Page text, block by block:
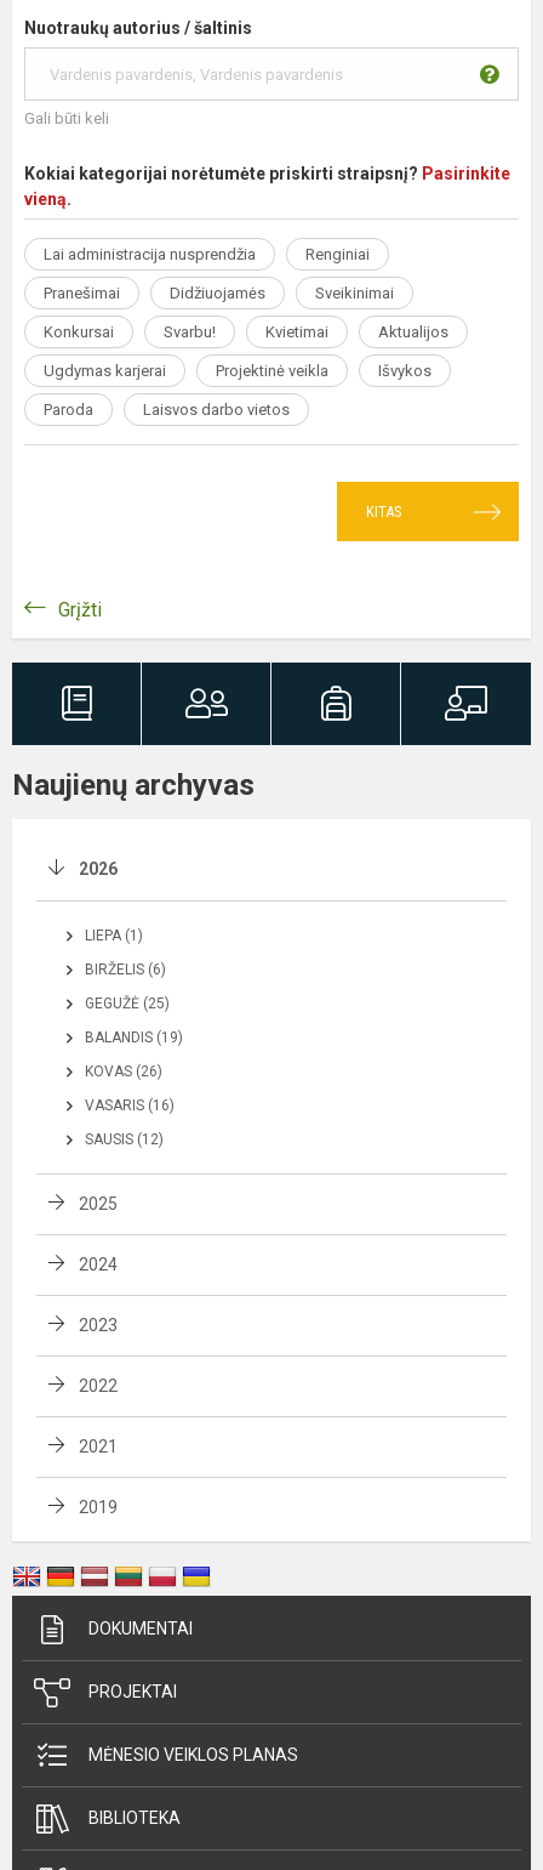
Nuotraukų autorius / šaltinis
Gali būti keli
Kokiai kategorijai norėtumėte priskirti straipsnį? Pasirinkite
vieną.
Lai administracija nusprendžia Renginiai
Pranešimai Didžiuojamės Sveikinimai
Konkursai Svarbu! Kvietimai Aktualijos
Ugdymas karjerai Projektinė veikla Išvykos
Paroda Laisvos darbo vietos
KITAS
Grįžti
Naujienų archyvas
2026
LIEPA (1)
BIRŽELIS (6)
GEGUŽĖ (25)
BALANDIS (19)
KOVAS (26)
VASARIS (16)
SAUSIS (12)
2025
2024
2023
2022
2021
2019
DOKUMENTAI
PROJEKTAI
MĖNESIO VEIKLOS PLANAS
BIBLIOTEKA